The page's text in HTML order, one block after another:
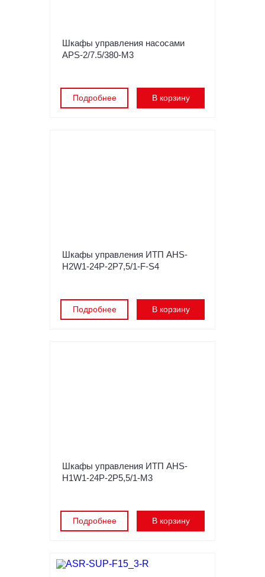
Шкафы управления насосами
APS-2/7.5/380-M3
Подробнее В корзину
Шкафы управления ИТП AHS-
H2W1-24P-2P7,5/1-F-S4
Подробнее В корзину
Шкафы управления ИТП AHS-
H1W1-24P-2P5,5/1-M3
Подробнее В корзину